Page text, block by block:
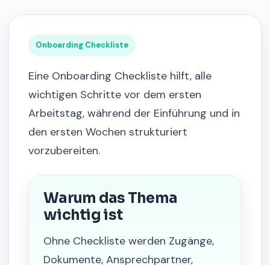
Onboarding Checkliste
Eine Onboarding Checkliste hilft, alle
wichtigen Schritte vor dem ersten
Arbeitstag, während der Einführung und in
den ersten Wochen strukturiert
vorzubereiten.
Warum das Thema
wichtig ist
Ohne Checkliste werden Zugänge,
Dokumente, Ansprechpartner,